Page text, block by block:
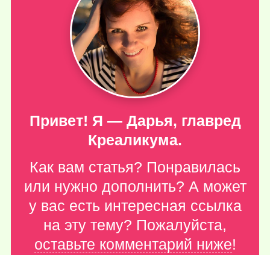
Привет! Я — Дарья, главред
Креаликума.
Как вам статья? Понравилась
или нужно дополнить? А может
у вас есть интересная ссылка
на эту тему? Пожалуйста,
оставьте комментарий ниже!